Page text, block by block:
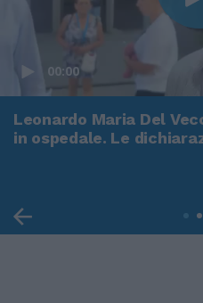
00:00
Leonardo Maria Del
in ospedale. Le